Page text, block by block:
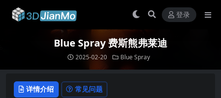
登录
Blue Spray 费斯熊弗莱迪
2025-02-20 Blue Spray
详情介绍 常见问题